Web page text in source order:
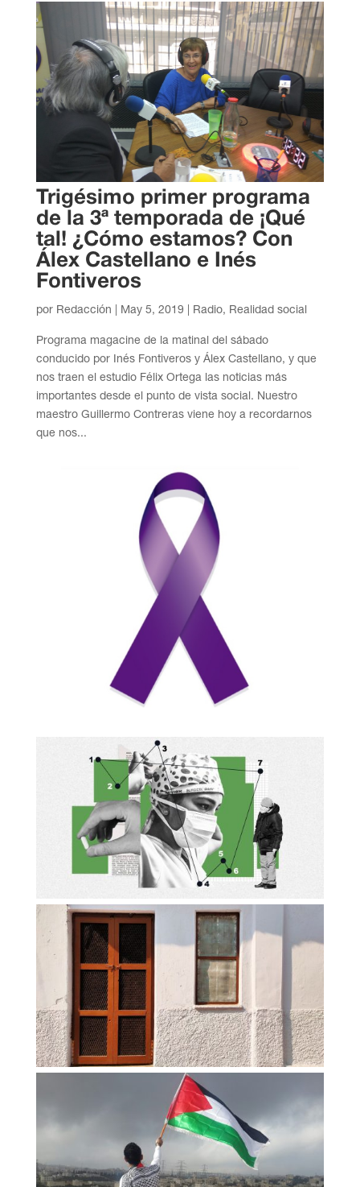
Trigésimo primer programa
de la 3ª temporada de ¡Qué
tal! ¿Cómo estamos? Con
Álex Castellano e Inés
Fontiveros
por Redacción May 5, 2019 Radio, Realidad social
Programa magacine de la matinal del sábado
conducido por Inés Fontiveros y Álex Castellano, y que
nos traen el estudio Félix Ortega las noticias más
importantes desde el punto de vista social. Nuestro
maestro Guillermo Contreras viene hoy a recordarnos
que nos...